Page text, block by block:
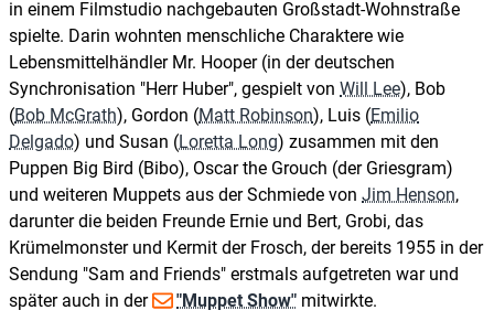
in einem Filmstudio nachgebauten Großstadt-Wohnstraße
spielte. Darin wohnten menschliche Charaktere wie
Lebensmittelhändler Mr. Hooper (in der deutschen
Synchronisation "Herr Huber", gespielt von Will Lee), Bob
(Bob McGrath), Gordon (Matt Robinson), Luis (Emilio
Delgado) und Susan (Loretta Long) zusammen mit den
Puppen Big Bird (Bibo), Oscar the Grouch (der Griesgram)
und weiteren Muppets aus der Schmiede von Jim Henson,
darunter die beiden Freunde Ernie und Bert, Grobi, das
Krümelmonster und Kermit der Frosch, der bereits 1955 in der
Sendung "Sam and Friends" erstmals aufgetreten war und
später auch in der
"Muppet Show" mitwirkte.